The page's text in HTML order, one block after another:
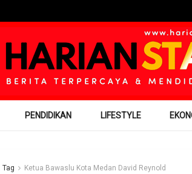
PENDIDIKAN LIFESTYLE
Tag Ketua Bawaslu Kota Medan David Reynold